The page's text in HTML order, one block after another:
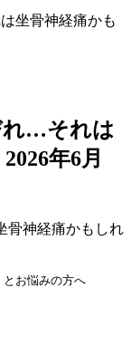
坐骨神経痛かも
れ…それは
2026年6月
とお悩みの方へ